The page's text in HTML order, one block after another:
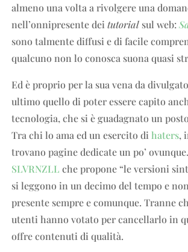
almeno una volta a rivolgere una
nell’onnipresente dei tutorialsul web:
sono talmente diffusi e di facile
qualcuno non lo conosca suona quasi
Ed è proprio per la sua vena da
ultimo quello di poter essere capito
tecnologia, che si è guadagnato un
Tra chi lo ama ed un esercito di haters,
trovano pagine dedicate un po’
SLVRNZLL che propone “le versioni
si leggono in un decimo del tempo e
presente sempre e comunque. Tranne
utenti hanno votato per cancellarlo in
offre contenuti di qualità.